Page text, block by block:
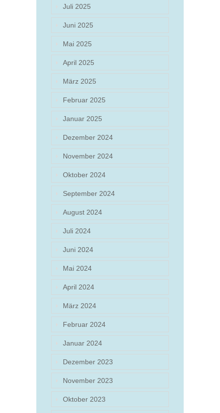
Juli 2025
Juni 2025
Mai 2025
April 2025
März 2025
Februar 2025
Januar 2025
Dezember 2024
November 2024
Oktober 2024
September 2024
August 2024
Juli 2024
Juni 2024
Mai 2024
April 2024
März 2024
Februar 2024
Januar 2024
Dezember 2023
November 2023
Oktober 2023